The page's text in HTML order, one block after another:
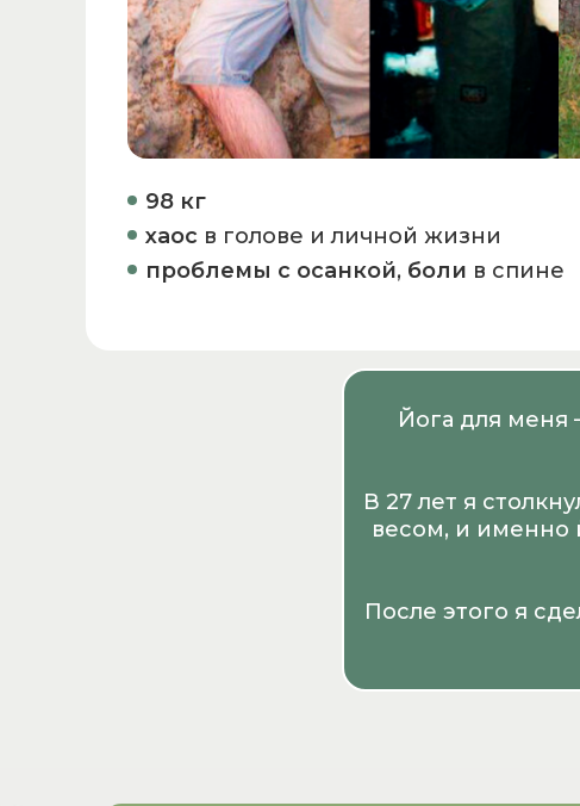
98 кг
хаос в голове и личной жизни
проблемы с осанкой, боли в спине
Йога для меня
В 27 лет я
весом, и именно
После этого я